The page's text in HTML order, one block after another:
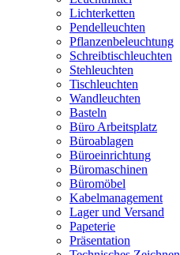
Lichterketten
Pendelleuchten
Pflanzenbeleuchtung
Schreibtischleuchten
Stehleuchten
Tischleuchten
Wandleuchten
Basteln
Büro Arbeitsplatz
Büroablagen
Büroeinrichtung
Büromaschinen
Büromöbel
Kabelmanagement
Lager und Versand
Papeterie
Präsentation